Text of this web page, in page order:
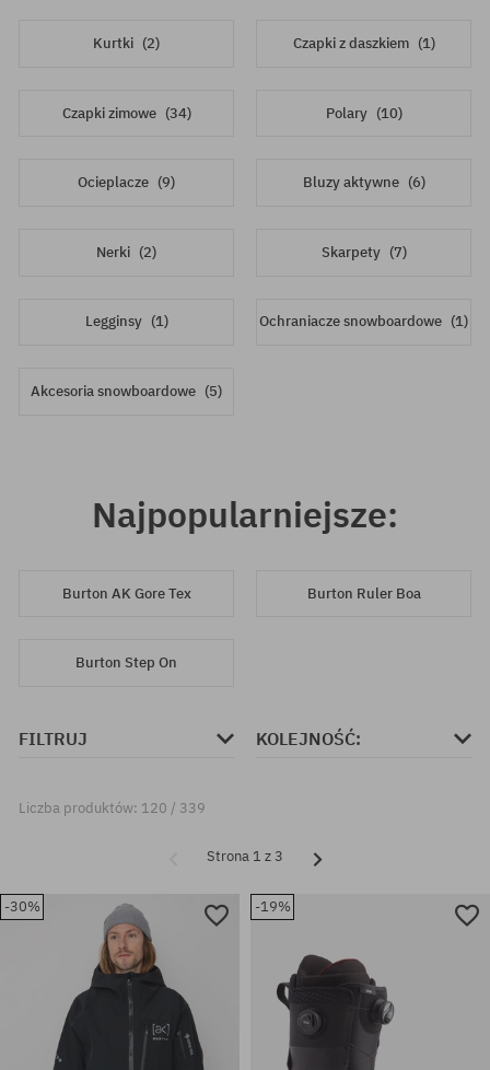
Kurtki (2) Czapki z daszkiem (1)
Czapki zimowe (34) Polary (10)
Ocieplacze (9) Bluzy aktywne (6)
Nerki (2) Skarpety (7)
Legginsy (1) Ochraniacze snowboardowe (1)
Akcesoria snowboardowe (5)
Najpopularniejsze:
Burton AK Gore Tex Burton Ruler Boa
Burton Step On
FILTRUJ KOLEJNOŚĆ:
Liczba produktów: 120 / 339
Strona 1 z 3
-30% -19%